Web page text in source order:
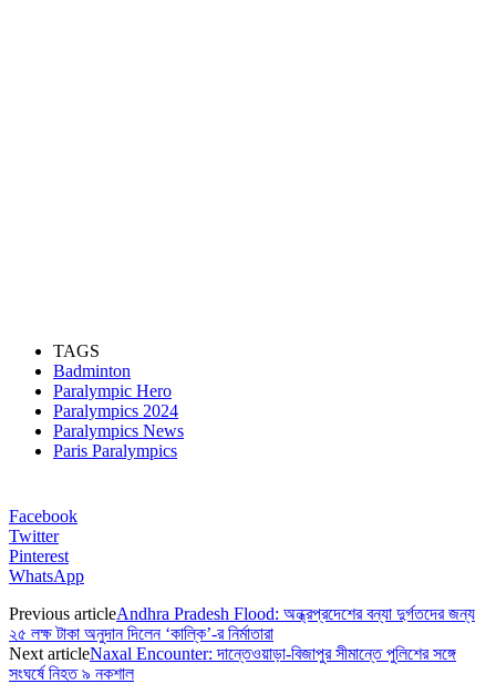
TAGS
Badminton
Paralympic Hero
Paralympics 2024
Paralympics News
Paris Paralympics
Facebook
Twitter
Pinterest
WhatsApp
Previous articleAndhra Pradesh Flood: অন্ধ্রপ্রদেশের বন্যা দুর্গতদের জন্য
২৫ লক্ষ টাকা অনুদান দিলেন ‘কাল্কি’-র নির্মাতারা
Next articleNaxal Encounter: দান্তেওয়াড়া-বিজাপুর সীমান্তে পুলিশের সঙ্গে
সংঘর্ষে নিহত ৯ নকশাল